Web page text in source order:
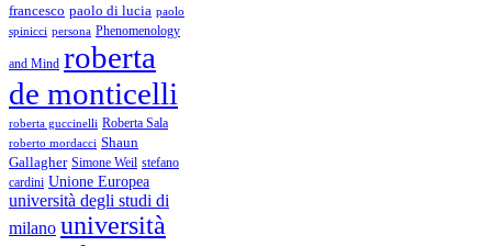
francesco paolo di lucia paolo
spinicci persona Phenomenology
and Mind roberta
de monticelli
roberta guccinelli Roberta Sala
roberto mordacci Shaun
Gallagher Simone Weil stefano
cardini Unione Europea
università degli studi di
milano università